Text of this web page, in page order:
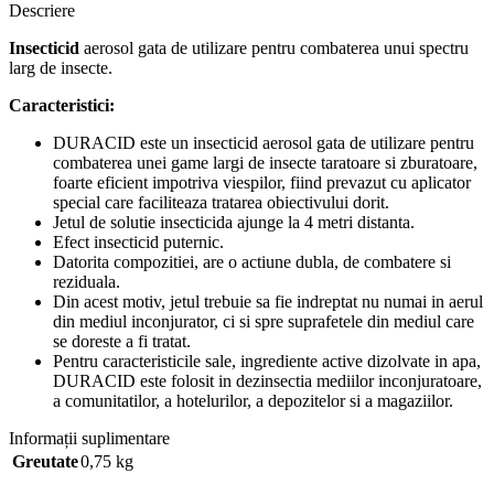
Descriere
Insecticid aerosol gata de utilizare pentru combaterea unui spectru
larg de insecte.
Caracteristici:
DURACID este un insecticid aerosol gata de utilizare pentru
combaterea unei game largi de insecte taratoare si zburatoare,
foarte eficient impotriva viespilor, fiind prevazut cu aplicator
special care faciliteaza tratarea obiectivului dorit.
Jetul de solutie insecticida ajunge la 4 metri distanta.
Efect insecticid puternic.
Datorita compozitiei, are o actiune dubla, de combatere si
reziduala.
Din acest motiv, jetul trebuie sa fie indreptat nu numai in aerul
din mediul inconjurator, ci si spre suprafetele din mediul care
se doreste a fi tratat.
Pentru caracteristicile sale, ingrediente active dizolvate in apa,
DURACID este folosit in dezinsectia mediilor inconjuratoare,
a comunitatilor, a hotelurilor, a depozitelor si a magaziilor.
Informații suplimentare
Greutate0,75 kg